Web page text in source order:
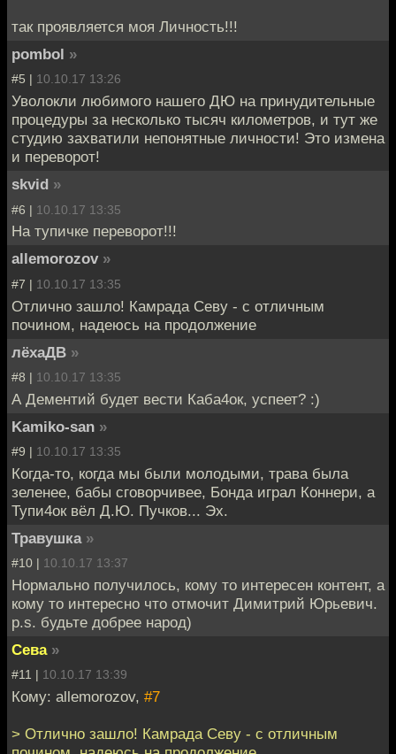
так проявляется моя Личность!!!
pombol »
#5 | 10.10.17 13:26
Уволокли любимого нашего ДЮ на принудительные
процедуры за несколько тысяч километров, и тут же
студию захватили непонятные личности! Это измена
и переворот!
skvid »
#6 | 10.10.17 13:35
На тупичке переворот!!!
allemorozov »
#7 | 10.10.17 13:35
Отлично зашло! Камрада Севу - с отличным
почином, надеюсь на продолжение
лёхаДВ »
#8 | 10.10.17 13:35
А Дементий будет вести Каба4ок, успеет? :)
Kamiko-san »
#9 | 10.10.17 13:35
Когда-то, когда мы были молодыми, трава была
зеленее, бабы сговорчивее, Бонда играл Коннери, а
Тупи4ок вёл Д.Ю. Пучков... Эх.
Травушка »
#10 | 10.10.17 13:37
Нормально получилось, кому то интересен контент, а
кому то интересно что отмочит Димитрий Юрьевич.
p.s. будьте добрее народ)
Сева »
#11 | 10.10.17 13:39
Кому: allemorozov, #7
> Отлично зашло! Камрада Севу - с отличным